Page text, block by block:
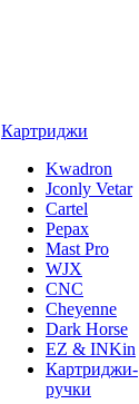
Картриджи
Kwadron
Jconly Vetar
Cartel
Pepax
Mast Pro
WJX
CNC
Cheyenne
Dark Horse
EZ & INKin
Картриджи-
ручки